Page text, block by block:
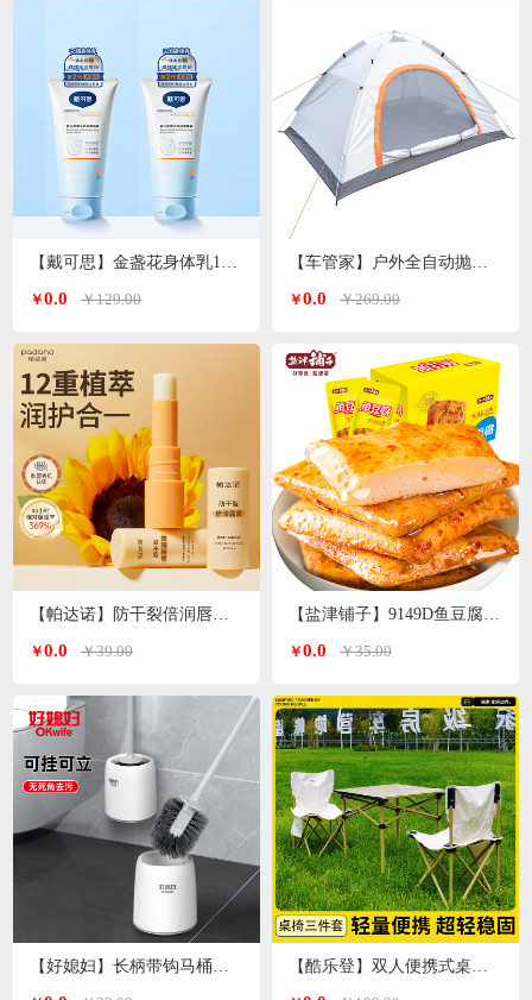
【戴可思】金盏花身体乳150ml*2支
￥0.0 ￥129.00
【帕达诺】防干裂倍润唇膏3g/支*2支
￥0.0 ￥39.00
【车管家】户外全自动抛帐帐篷GJ-2203
￥0.0 ￥269.00
【盐津铺子】9149D鱼豆腐原味360g
￥0.0 ￥35.00